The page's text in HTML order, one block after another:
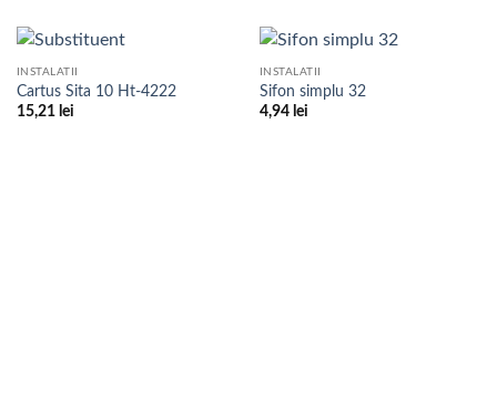
INSTALATII
Cartus Sita 10 Ht-4222
15,21 lei
INSTALATII
Sifon simplu 32
4,94 lei